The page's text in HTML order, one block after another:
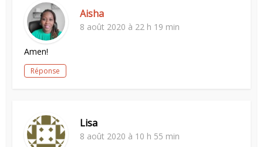
Aisha
8 août 2020 à 22 h 19 min
Amen!
Réponse
Lisa
8 août 2020 à 10 h 55 min